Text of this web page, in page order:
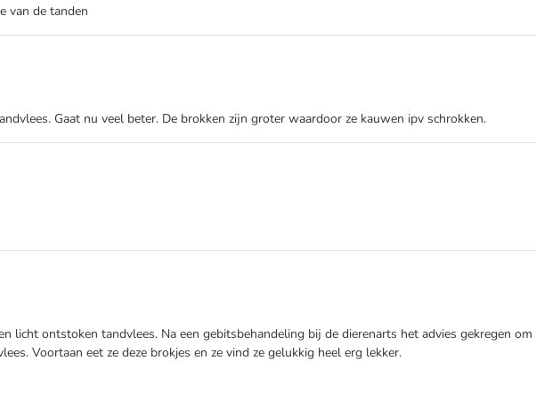
van de tanden
Gaat nu veel beter. De brokken zijn groter waardoor ze kauwen ipv schrokken.
ontstoken tandvlees. Na een gebitsbehandeling bij de dierenarts het advies gekregen om
Voortaan eet ze deze brokjes en ze vind ze gelukkig heel erg lekker.